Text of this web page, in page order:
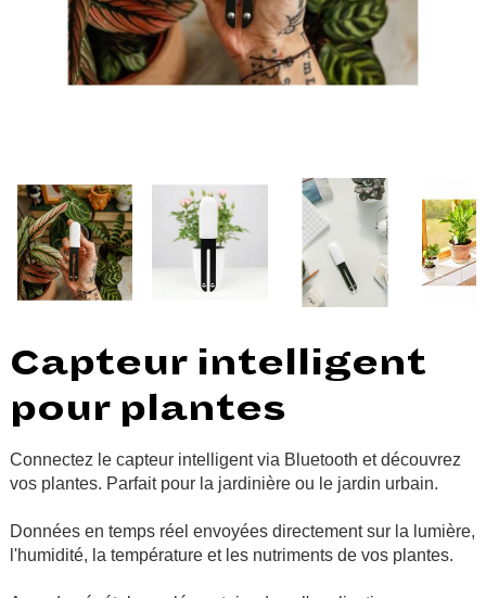
Capteur intelligent
pour plantes
Connectez le capteur intelligent via Bluetooth et découvrez
vos plantes. Parfait pour la jardinière ou le jardin urbain.
Données en temps réel envoyées directement sur la lumière,
l'humidité, la température et les nutriments de vos plantes.